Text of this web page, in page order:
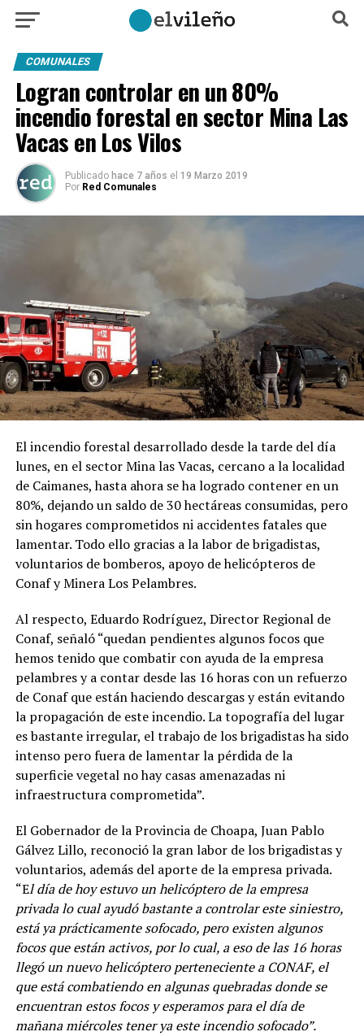
COMUNALES
Logran controlar en un 80%
incendio forestal en sector Mina Las
Vacas en Los Vilos
Publicado hace 7 años el 19 Marzo 2019
Por Red Comunales
El incendio forestal desarrollado desde la tarde del día
lunes, en el sector Mina las Vacas, cercano a la localidad
de Caimanes, hasta ahora se ha logrado contener en un
80%, dejando un saldo de 30 hectáreas consumidas, pero
sin hogares comprometidos ni accidentes fatales que
lamentar. Todo ello gracias a la labor de brigadistas,
voluntarios de bomberos, apoyo de helicópteros de
Conaf y Minera Los Pelambres.
Al respecto, Eduardo Rodríguez, Director Regional de
Conaf, señaló “quedan pendientes algunos focos que
hemos tenido que combatir con ayuda de la empresa
pelambres y a contar desde las 16 horas con un refuerzo
de Conaf que están haciendo descargas y están evitando
la propagación de este incendio. La topografía del lugar
es bastante irregular, el trabajo de los brigadistas ha sido
intenso pero fuera de lamentar la pérdida de la
superficie vegetal no hay casas amenazadas ni
infraestructura comprometida”.
El Gobernador de la Provincia de Choapa, Juan Pablo
Gálvez Lillo, reconoció la gran labor de los brigadistas y
voluntarios, además del aporte de la empresa privada.
“El día de hoy estuvo un helicóptero de la empresa
privada lo cual ayudó bastante a controlar este siniestro,
está ya prácticamente sofocado, pero existen algunos
focos que están activos, por lo cual, a eso de las 16 horas
llegó un nuevo helicóptero perteneciente a CONAF, el
que está combatiendo en algunas quebradas donde se
encuentran estos focos y esperamos para el día de
mañana miércoles tener ya este incendio sofocado”.